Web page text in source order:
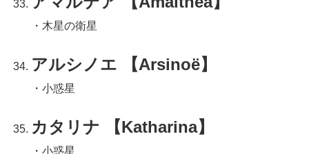
・木星の衛星
アルシノエ 【Arsinoë】
・小惑星
カタリナ 【Katharina】
・小惑星